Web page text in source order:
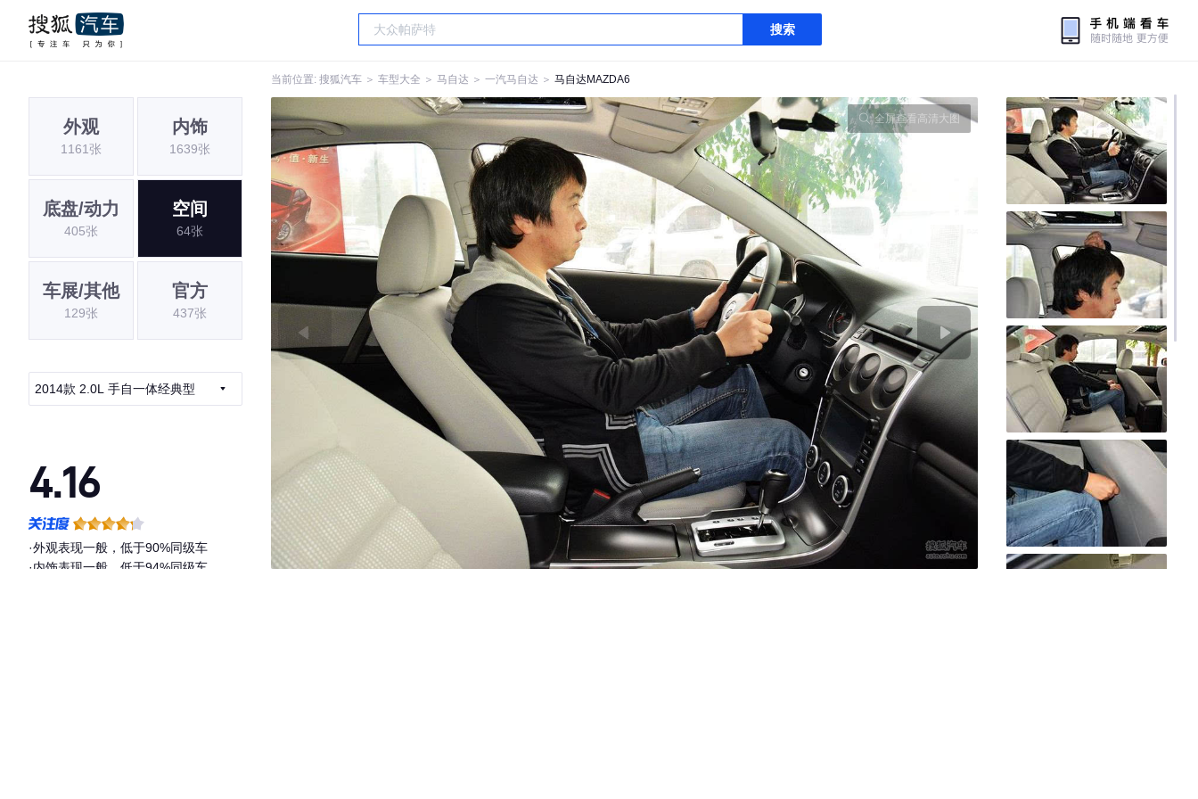
搜索
当前位置: 搜狐汽车 ＞ 车型大全 ＞ 马自达 ＞ 一汽马自达 ＞ 马自达MAZDA6
外观
1161张
内饰
1639张
底盘/动力
405张
空间
64张
车展/其他
129张
官方
437张
2014款 2.0L 手自一体经典型
4.16
·外观表现一般，低于90%同级车
·内饰表现一般，低于94%同级车
全屏查看高清大图